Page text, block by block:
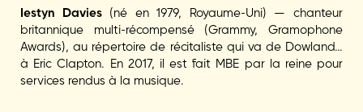
Iestyn Davies(né en 1979, Royaume-Uni) — chanteur
britannique multi-récompensé (Grammy, Gramophone
Awards), au répertoire de récitaliste qui va de Dowland…
à Eric Clapton. En 2017, il est fait MBE par la reine pour
services rendus à la musique.